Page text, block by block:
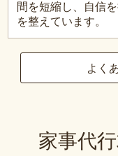
間を短縮し、自信
を整えています。
よく
家事代